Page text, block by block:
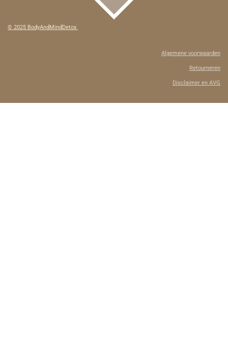
© 2025 BodyAndMindDetox
Algemene voorwaarden
Retourneren
Disclaimer en AVG